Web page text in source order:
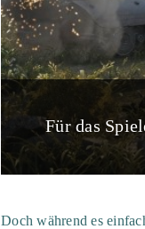
Für das
Doch während es